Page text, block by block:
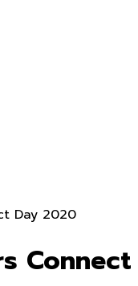
Day 2020
Connect